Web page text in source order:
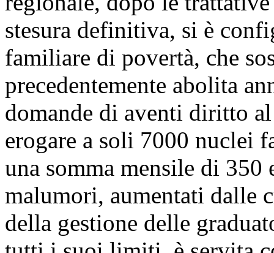
stesura definitiva, si è
familiare di povertà, che
precedentemente abolita
domande di aventi diritto
erogare a soli 7000 nuclei
una somma mensile di 350
malumori, aumentati dalle
della gestione delle